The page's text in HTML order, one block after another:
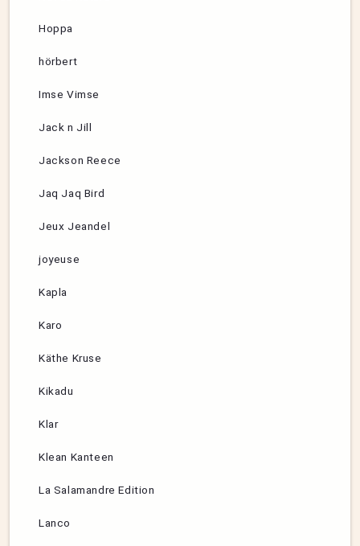
Hoppa
hörbert
Imse Vimse
Jack n Jill
Jackson Reece
Jaq Jaq Bird
Jeux Jeandel
joyeuse
Kapla
Karo
Käthe Kruse
Kikadu
Klar
Klean Kanteen
La Salamandre Edition
Lanco